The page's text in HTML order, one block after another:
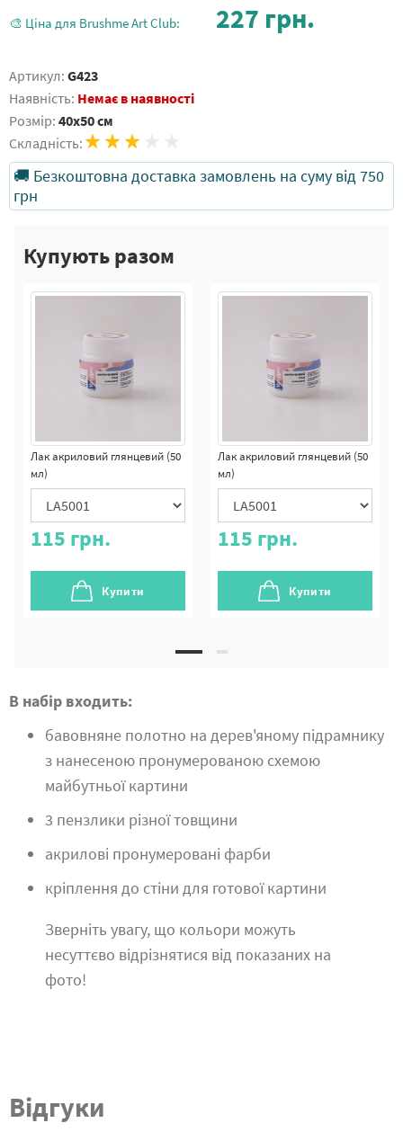
🎨 Ціна для Brushme Art Club: 227 грн.
Артикул: G423
Наявність: Немає в наявності
Розмір: 40x50 см
Складність:
🚚 Безкоштовна доставка замовлень на суму від 750
грн
Купують разом
Лак акриловий глянцевий (50
мл)
115 грн.
Купити
Лак акриловий глянцевий (50
мл)
115 грн.
Купити
В набір входить:
бавовняне полотно на дерев'яному підрамнику
з нанесеною пронумерованою схемою
майбутньої картини
3 пензлики різної товщини
акрилові пронумеровані фарби
кріплення до стіни для готової картини
Зверніть увагу, що кольори можуть
несуттєво відрізнятися від показаних на
фото!
Відгуки